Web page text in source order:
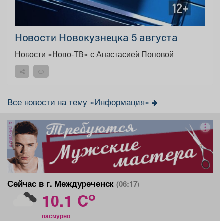
Новости Новокузнецка 5 августа
Новости «Ново-ТВ» с Анастасией Поповой
Все новости на тему «Информация»
реклама
Сейчас в г. Междуреченск (06:17)
10.1 Co
пасмурно